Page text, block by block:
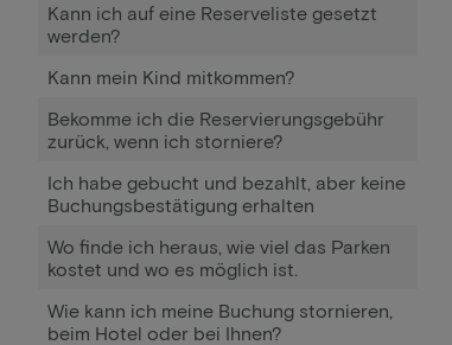
Kann ich auf eine Reserveliste gesetzt
werden?
Kann mein Kind mitkommen?
Bekomme ich die Reservierungsgebühr
zurück, wenn ich storniere?
Ich habe gebucht und bezahlt, aber keine
Buchungsbestätigung erhalten
Wo finde ich heraus, wie viel das Parken
kostet und wo es möglich ist.
Wie kann ich meine Buchung stornieren,
beim Hotel oder bei Ihnen?